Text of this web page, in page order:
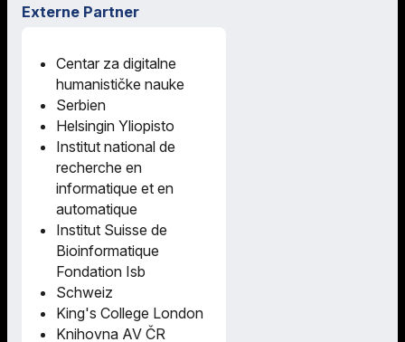
Externe Partner
Centar za digitalne
humanističke nauke
Serbien
Helsingin Yliopisto
Institut national de
recherche en
informatique et en
automatique
Institut Suisse de
Bioinformatique
Fondation Isb
Schweiz
King's College London
Knihovna AV ČR